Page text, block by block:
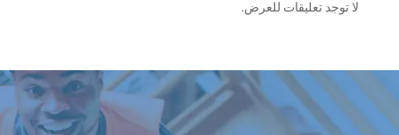
لا توجد تعليقات للعرض.